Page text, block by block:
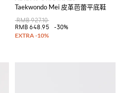
Taekwondo Mei 皮革芭蕾平底鞋
RMB 927.10
RMB 648.95
-30%